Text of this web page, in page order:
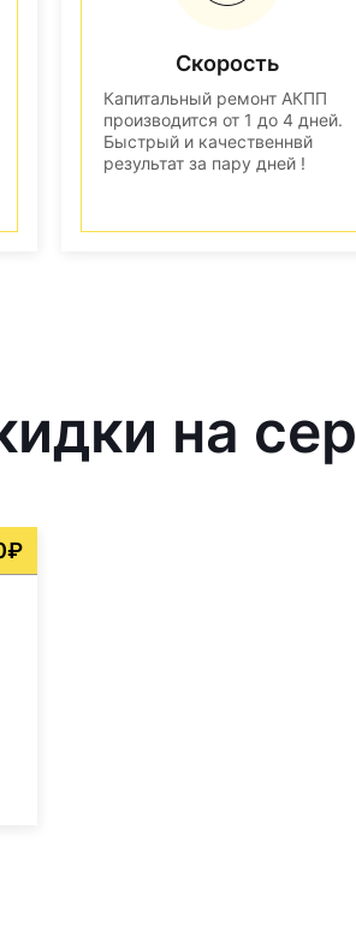
Скорость
Капитальный ремонт АКПП
производится от 1 до 4 дней.
Быстрый и качественнвй
результат за пару дней !
на